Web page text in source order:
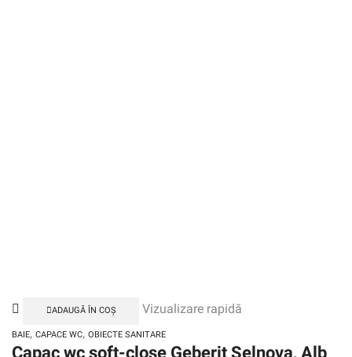
ADAUGĂ ÎN COȘ Vizualizare rapidă
BAIE, CAPACE WC, OBIECTE SANITARE
Capac wc soft-close Geberit Selnova, Alb